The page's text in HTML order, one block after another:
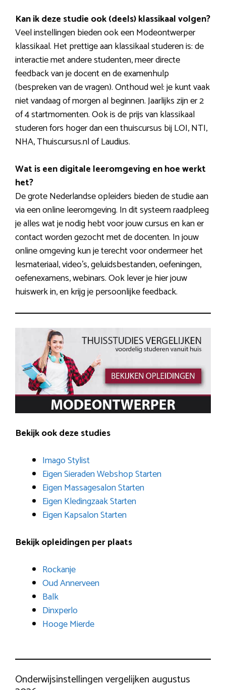
Kan ik deze studie ook (deels) klassikaal volgen?
Veel instellingen bieden ook een Modeontwerper
klassikaal. Het prettige aan klassikaal studeren is: de
interactie met andere studenten, meer directe
feedback van je docent en de examenhulp
(bespreken van de vragen). Onthoud wel: je kunt vaak
niet vandaag of morgen al beginnen. Jaarlijks zijn er 2
of 4 startmomenten. Ook is de prijs van klassikaal
studeren fors hoger dan een thuiscursus bij LOI, NTI,
NHA, Thuiscursus.nl of Laudius.
Wat is een digitale leeromgeving en hoe werkt
het?
De grote Nederlandse opleiders bieden de studie aan
via een online leeromgeving. In dit systeem raadpleeg
je alles wat je nodig hebt voor jouw cursus en kan er
contact worden gezocht met de docenten. In jouw
online omgeving kun je terecht voor ondermeer het
lesmateriaal, video’s, geluidsbestanden, oefeningen,
oefenexamens, webinars. Ook lever je hier jouw
huiswerk in, en krijg je persoonlijke feedback.
Bekijk ook deze studies
Imago Stylist
Eigen Sieraden Webshop Starten
Eigen Massagesalon Starten
Eigen Kledingzaak Starten
Eigen Kapsalon Starten
Bekijk opleidingen per plaats
Rockanje
Oud Annerveen
Balk
Dinxperlo
Hooge Mierde
Onderwijsinstellingen vergelijken augustus